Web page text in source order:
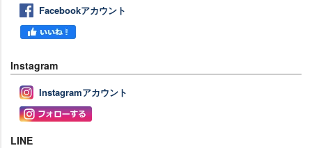
Facebookアカウント
Instagram
Instagramアカウント
LINE